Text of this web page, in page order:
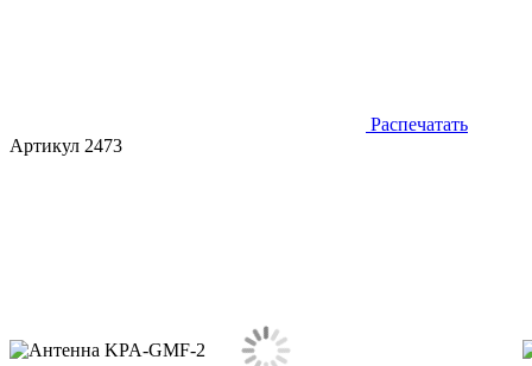
Распечатать
Артикул 2473